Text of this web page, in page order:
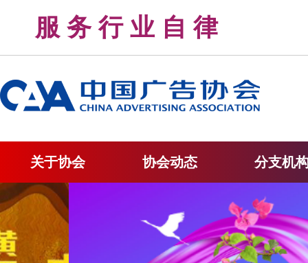
服 务 行 业 自 律
关于协会 协会动态 分支机